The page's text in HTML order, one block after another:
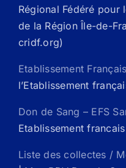
Régional Fédéré pour
de la Région Île-de-
cridf.org)
Etablissement
l’Etablissement
Don de Sang – EFS
Etablissement
Liste des collectes /